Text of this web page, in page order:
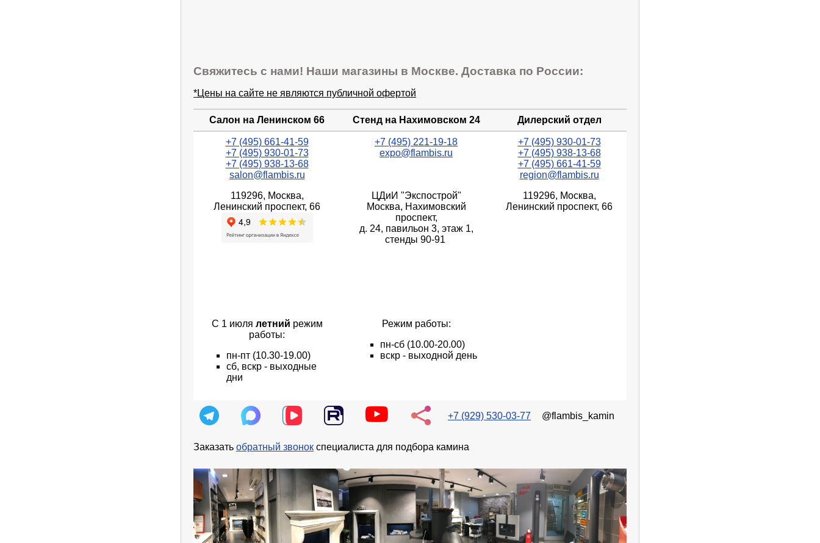
Свяжитесь с нами! Наши магазины в Москве. Доставка по России:
*Цены на сайте не являются публичной офертой
Салон на Ленинском 66 Стенд на Нахимовском 24 Дилерский отдел
+7 (495) 661-41-59
+7 (495) 930-01-73
+7 (495) 938-13-68
salon@flambis.ru
+7 (495) 221-19-18
expo@flambis.ru
+7 (495) 930-01-73
+7 (495) 938-13-68
+7 (495) 661-41-59
region@flambis.ru
119296, Москва,
Ленинский проспект, 66
ЦДиИ "Экспострой"
Москва, Нахимовский
проспект,
д. 24, павильон 3, этаж 1,
стенды 90-91
119296, Москва,
Ленинский проспект, 66
С 1 июля летний режим
работы:
пн-пт (10.30-19.00)
сб, вскр - выходные
дни
Режим работы:
пн-сб(10.00-20.00)
вскр - выходной день
+7 (929) 530-03-77 @flambis_kamin
Заказать обратный звонок специалиста для подбора камина